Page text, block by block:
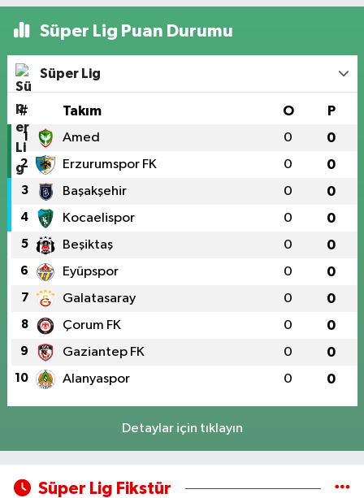
Süper Lig Puan Durumu
Süper Lig
# Takım O P
1 Amed 0 0
2 Erzurumspor FK 0 0
3 Başakşehir 0 0
4 Kocaelispor 0 0
5 Beşiktaş 0 0
6 Eyüpspor 0 0
7 Galatasaray 0 0
8 Çorum FK 0 0
9 Gaziantep FK 0 0
10 Alanyaspor 0 0
Detaylar için tıklayın
Süper Lig Fikstür